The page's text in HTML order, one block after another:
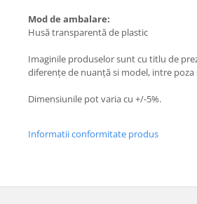
Mod de ambalare:
Husă transparentă de plastic
Imaginile produselor sunt cu titlu de
diferențe de nuanță si model, intre poza
Dimensiunile pot varia cu +/-5%.
Informatii conformitate produs